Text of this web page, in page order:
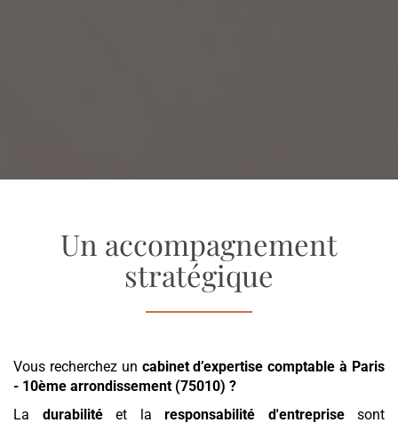
Un accompagnement
stratégique
Vous recherchez un cabinet d’expertise comptable à Paris
- 10ème arrondissement (75010) ?
La durabilitéet la responsabilité d'entreprisesont